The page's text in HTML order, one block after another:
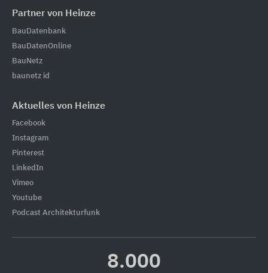
Partner von Heinze
BauDatenbank
BauDatenOnline
BauNetz
baunetz id
Aktuelles von Heinze
Facebook
Instagram
Pinterest
LinkedIn
Vimeo
Youtube
Podcast Architekturfunk
8.000